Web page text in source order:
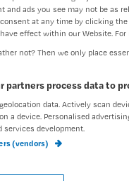
and ads you see may not be as
at any time by clicking the
effect within our Website. For
not? Then we only place
partners process data to
data. Actively scan
a device. Personalised
services development.
(vendors)